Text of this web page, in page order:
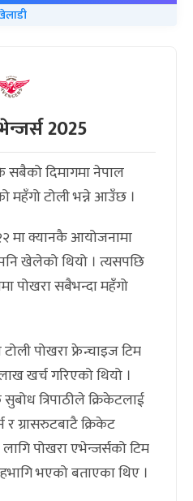
2025
सबैको दिमागमा नेपाल
महँगो टोली भन्ने आउँछ ।
मा क्यानकै आयोजनामा
खेलेको थियो । त्यसपछि
पोखरा सबैभन्दा महँगो
पोखरा फ्रेन्चाइज टिम
खर्च गरिएको थियो ।
त्रिपाठीले क्रिकेटलाई
र ग्रासरुटबाटै क्रिकेट
पोखरा एभेन्जर्सको टिम
भएको बताएका थिए ।